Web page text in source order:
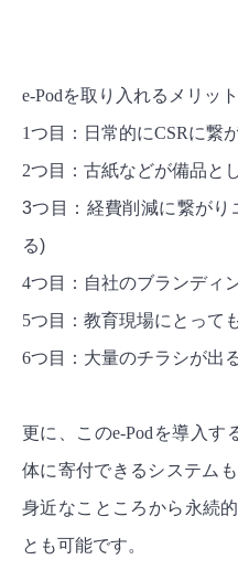
e-Podを取り入れるメリッ
1つ目： 日常的にCSRに繋
2つ目： 古紙などが備品と
3つ目：経費削減に繋がり
る)
4つ目：自社のブランディ
5つ目：教育現場にとって
6つ目：大量のチラシが出
更に、このe-Podを導入す
体に寄付できるシステム
身近なこところから永続
とも可能です。